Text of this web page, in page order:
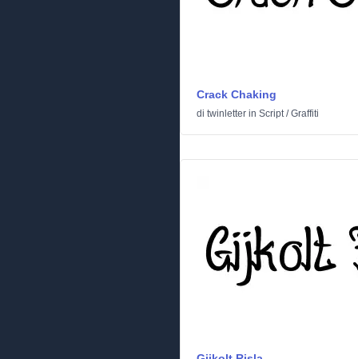
Crack Chaking
di twinletter in Script/Graffiti